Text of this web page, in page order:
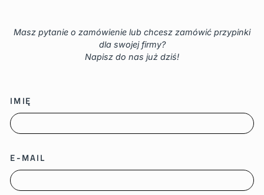
Masz pytanie o zamówienie lub chcesz zamówić przypinki
dla swojej firmy?
Napisz do nas już dziś!
IMIĘ
E-MAIL